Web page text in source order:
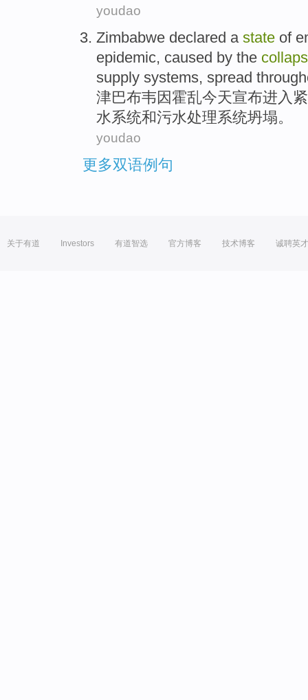
youdao
Zimbabwe declared a state of
epidemic, caused by the
supply systems, spread
津巴布韦因霍乱今天宣布进入
水系统和污水处理系统坍塌。
youdao
更多双语例句
关于有道 Investors 有道智选 官方博客 技术博客 诚聘英才